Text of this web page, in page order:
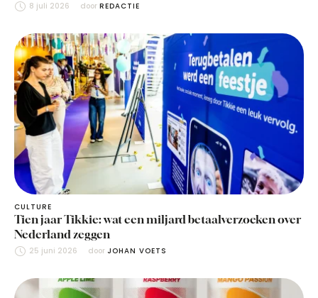
8 juli 2026 door REDACTIE
CULTURE
Tien jaar Tikkie: wat een miljard betaalverzoeken over
Nederland zeggen
25 juni 2026 door JOHAN VOETS